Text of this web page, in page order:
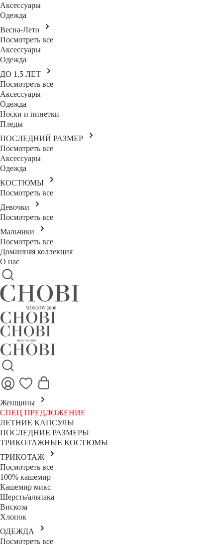
Аксессуары
Одежда
Весна-Лето
Посмотреть все
Аксессуары
Одежда
ДО 1,5 ЛЕТ
Посмотреть все
Аксессуары
Одежда
Носки и пинетки
Пледы
ПОСЛЕДНИЙ РАЗМЕР
Посмотреть все
Аксессуары
Одежда
КОСТЮМЫ
Посмотреть все
Девочки
Посмотреть все
Мальчики
Посмотреть все
Домашняя коллекция
О нас
Женщины
СПЕЦ ПРЕДЛОЖЕНИЕ
ЛЕТНИЕ КАПСУЛЫ
ПОСЛЕДНИЕ РАЗМЕРЫ
ТРИКОТАЖНЫЕ КОСТЮМЫ
ТРИКОТАЖ
Посмотреть все
100% кашемир
Кашемир микс
Шерсть/альпака
Вискоза
Хлопок
ОДЕЖДА
Посмотреть все